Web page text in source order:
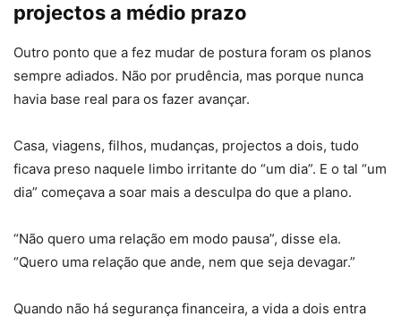
projectos a médio prazo
Outro ponto que a fez mudar de postura foram os planos
sempre adiados. Não por prudência, mas porque nunca
havia base real para os fazer avançar.
Casa, viagens, filhos, mudanças, projectos a dois, tudo
ficava preso naquele limbo irritante do “um dia”. E o tal “um
dia” começava a soar mais a desculpa do que a plano.
“Não quero uma relação em modo pausa”, disse ela.
“Quero uma relação que ande, nem que seja devagar.”
Quando não há segurança financeira, a vida a dois entra